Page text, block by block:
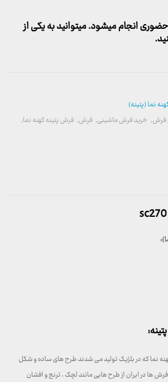
انجام میشود. میتوانید به یکی از
نما (پتینه)
فرش, خرید فرش ماشینی, فرش, فرش پتینه کهنه نما,
نما که در بلژیک تولید می شدند طرح های ساده و شکل
ها در ایران از طرح هایی مانند لچک ، ترنج و افشان